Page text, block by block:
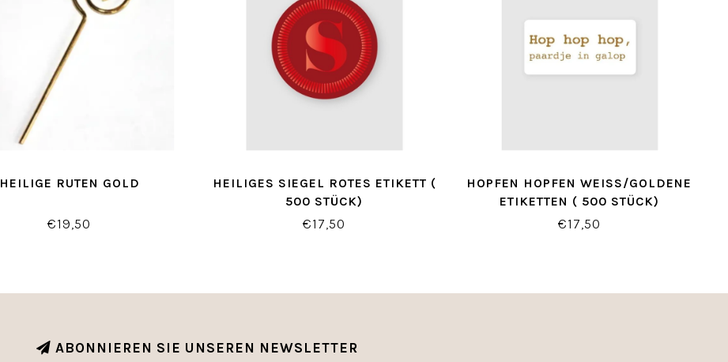
HEILIGE RUTEN GOLD
€19,50
HEILIGES SIEGEL ROTES ETIKETT (
500 STÜCK)
€17,50
HOPFEN HOPFEN WEISS/GOLDENE E
TIKETTEN ( 500 STÜCK)
€17,50
ABONNIEREN SIE UNSEREN NEWSLETTER